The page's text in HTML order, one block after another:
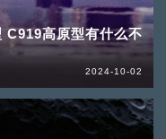
C919高原型有什么不
2024-10-02